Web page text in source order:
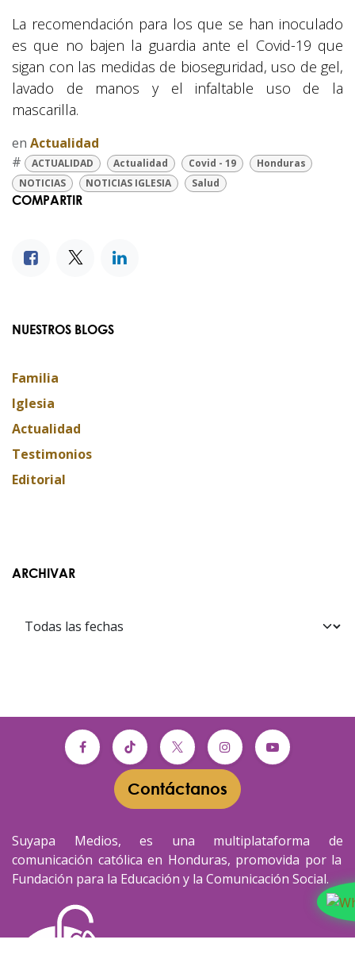
La recomendación para los que se han inoculado
es que no bajen la guardia ante el Covid-19 que
sigan con las medidas de bioseguridad, uso de gel,
lavado de manos y el infaltable uso de la
mascarilla.
en Actualidad
#
ACTUALIDAD Actualidad Covid - 19
Honduras
NOTICIAS
NOTICIAS IGLESIA Salud
COMPARTIR
NUESTROS BLOGS
Familia
Iglesia
Actualidad
Testimonios
Editorial
ARCHIVAR
Contáctanos​​
Suyapa Medios, es una multiplataforma de
comunicación católica en Honduras, promovida por la
Fundación para la Educación y la Comunicación Social.